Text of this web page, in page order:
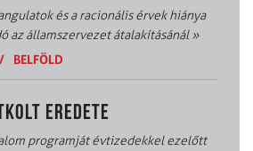
és a racionális érvek hiánya
az államszervezet átalakításánál»
/ BELFÖLD
EREDETE
programját évtizedekkel ezelőtt